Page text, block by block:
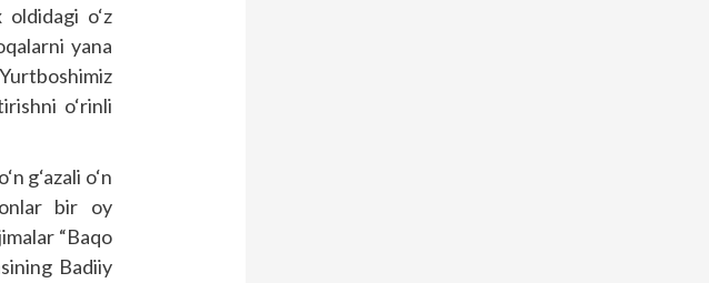
o‘z
yana
o‘rinli
g‘azali o‘n
bir oy
“Baqo
Badiiy